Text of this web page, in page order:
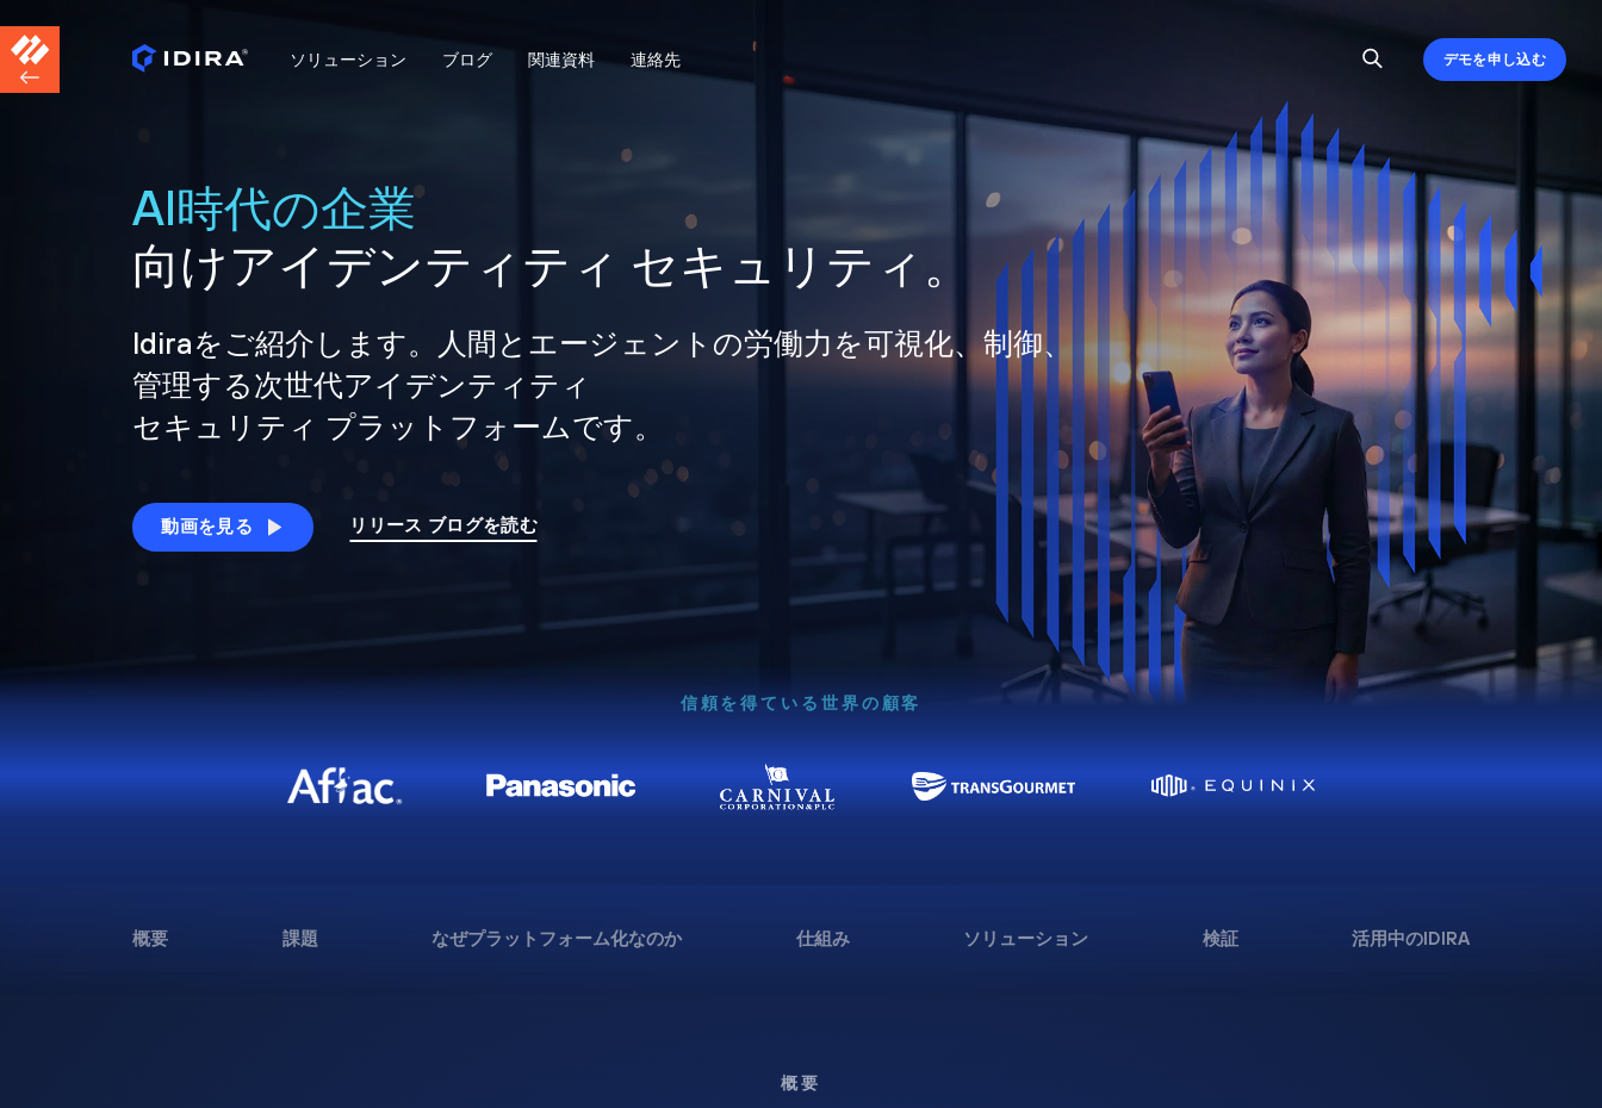
ソリューション ブログ 関連資料 連絡先 デモを申し込む
AI時代の企業
向けアイデンティティ セキュリティ。
Idiraをご紹介します。人間とエージェントの労働力を可視化、制御、
管理する次世代アイデンティティ
セキュリティ プラットフォームです。
動画を見る リリース ブログを読む
信頼を得ている世界の顧客
概要 課題 なぜプラットフォーム化なのか 仕組み ソリューション 検証 活用中のIDIRA
概要